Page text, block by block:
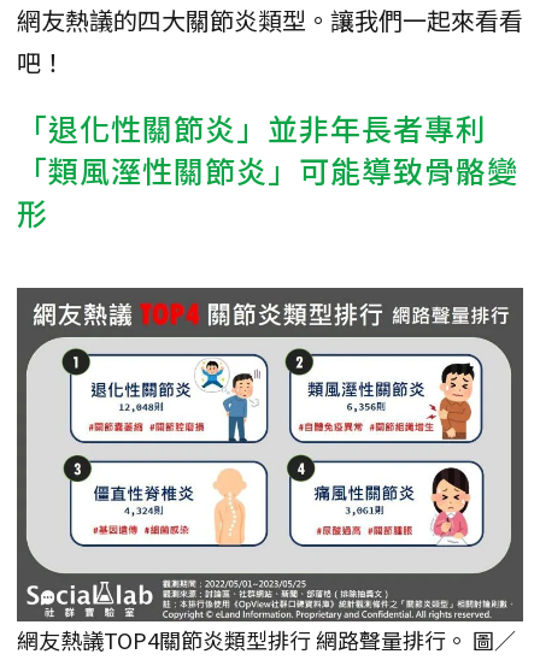
網友熱議的四大關節炎類型。讓我們一起來看看
吧！
「退化性關節炎」並非年長者專利
「類風溼性關節炎」可能導致骨骼變
形
網友熱議TOP4關節炎類型排行 網路聲量排行。 圖／